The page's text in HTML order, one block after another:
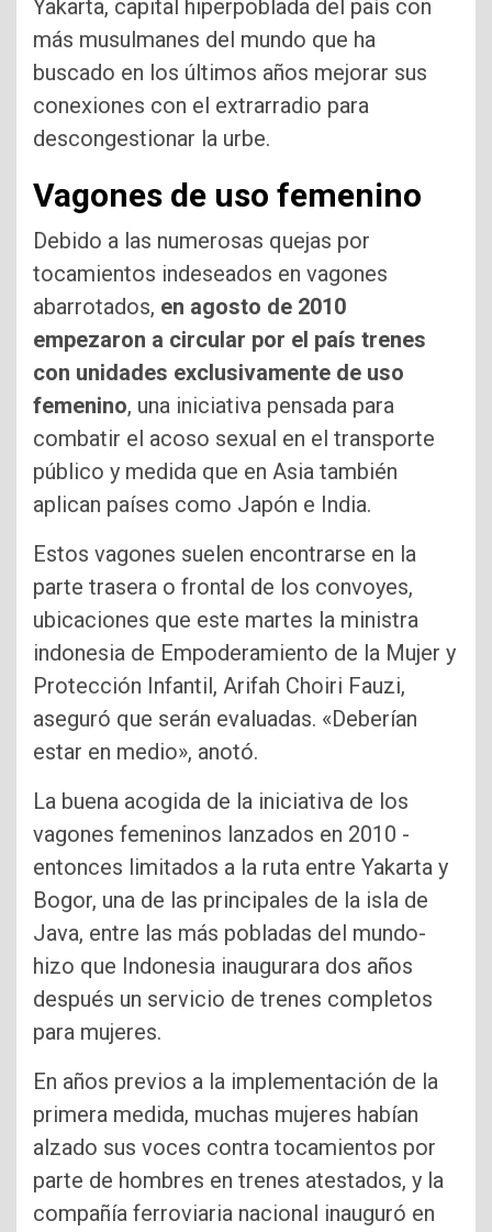
Yakarta, capital hiperpoblada del país con
más musulmanes del mundo que ha
buscado en los últimos años mejorar sus
conexiones con el extrarradio para
descongestionar la urbe.
Vagones de uso femenino
Debido a las numerosas quejas por
tocamientos indeseados en vagones
abarrotados, en agosto de 2010
empezaron a circular por el país trenes
con unidades exclusivamente de uso
femenino, una iniciativa pensada para
combatir el acoso sexual en el transporte
público y medida que en Asia también
aplican países como Japón e India.
Estos vagones suelen encontrarse en la
parte trasera o frontal de los convoyes,
ubicaciones que este martes la ministra
indonesia de Empoderamiento de la Mujer y
Protección Infantil, Arifah Choiri Fauzi,
aseguró que serán evaluadas. «Deberían
estar en medio», anotó.
La buena acogida de la iniciativa de los
vagones femeninos lanzados en 2010 -
entonces limitados a la ruta entre Yakarta y
Bogor, una de las principales de la isla de
Java, entre las más pobladas del mundo-
hizo que Indonesia inaugurara dos años
después un servicio de trenes completos
para mujeres.
En años previos a la implementación de la
primera medida, muchas mujeres habían
alzado sus voces contra tocamientos por
parte de hombres en trenes atestados, y la
compañía ferroviaria nacional inauguró en